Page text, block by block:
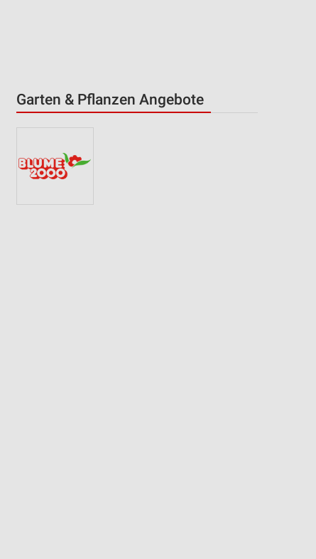
Garten & Pflanzen Angebote